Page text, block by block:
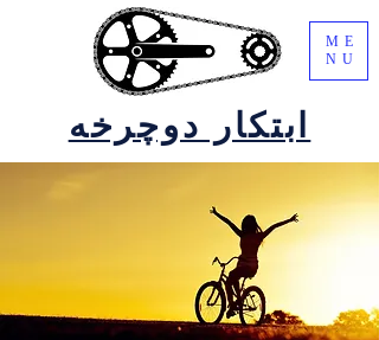
ابتکار دوچرخه
ME
NU